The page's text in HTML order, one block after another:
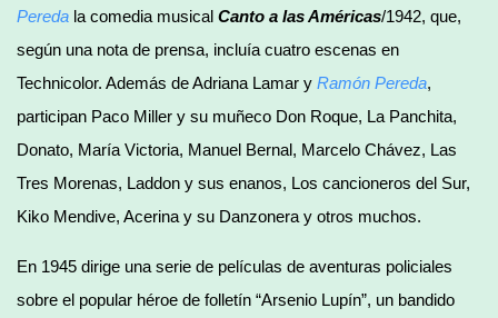
Pereda la comedia musical Canto a las Américas/1942, que,
según una nota de prensa, incluía cuatro escenas en
Technicolor. Además de Adriana Lamar y Ramón Pereda,
participan Paco Miller y su muñeco Don Roque, La Panchita,
Donato, María Victoria, Manuel Bernal, Marcelo Chávez, Las
Tres Morenas, Laddon y sus enanos, Los cancioneros del Sur,
Kiko Mendive, Acerina y su Danzonera y otros muchos.
En 1945 dirige una serie de películas de aventuras policiales
sobre el popular héroe de folletín “Arsenio Lupín”, un bandido